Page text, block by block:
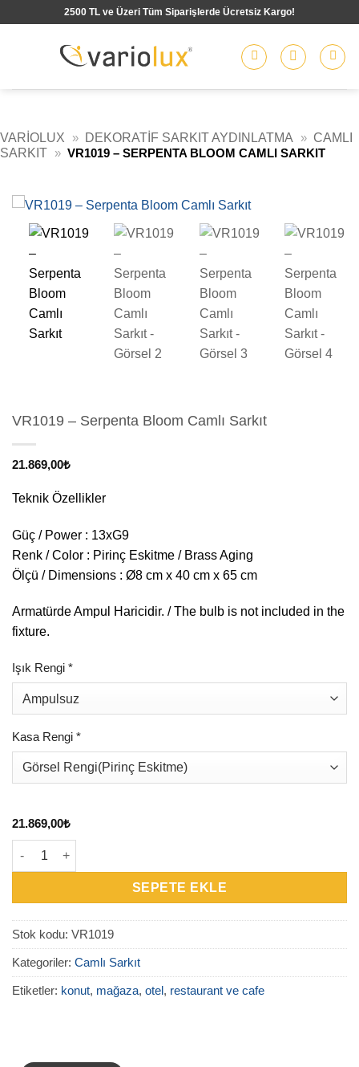
2500 TL ve Üzeri Tüm Siparişlerde Ücretsiz Kargo!
VARIOLUX » DEKORATIF SARKIT AYDINLATMA » CAMLI
SARKIT » VR1019 – SERPENTA BLOOM CAMLI SARKIT
VR1019 – Serpenta Bloom Camlı Sarkıt
21.869,00₺
Teknik Özellikler
Güç / Power : 13xG9
Renk / Color : Pirinç Eskitme / Brass Aging
Ölçü / Dimensions : Ø8 cm x 40 cm x 65 cm
Armatürde Ampul Haricidir. / The bulb is not included in the
fixture.
Işık Rengi *
Kasa Rengi *
21.869,00₺
VR1019 – Serpenta Bloom Camlı Sarkıt adet
SEPETE EKLE
Stok kodu: VR1019
Kategoriler: Camlı Sarkıt
Etiketler: konut, mağaza, otel, restaurant ve cafe